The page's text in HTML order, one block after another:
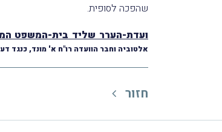
שהפכה לסופית.
ועדת-הערר שליד בית-המשפט
אלטוביה וחבר הוועדה רו"ח א' מונד, כנגד
חזור